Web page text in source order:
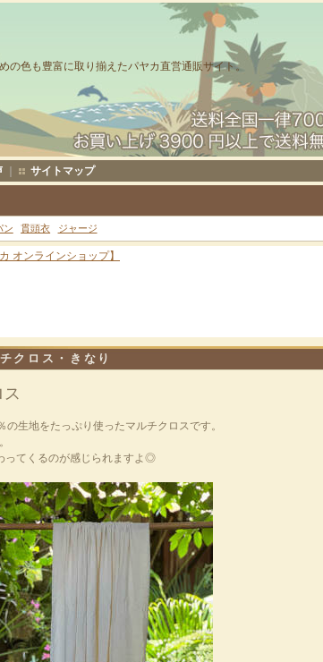
色も豊富に取り揃えたパヤカ直営通販サイト。
サイトマップ
ン 貫頭衣 ジャージ
オンラインショップ】
クロス・きなり
生地をたっぷり使ったマルチクロスです。
ってくるのが感じられますよ◎